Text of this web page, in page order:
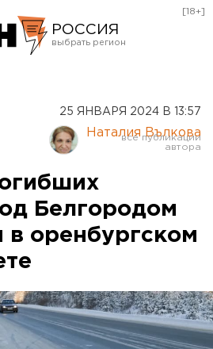
РОССИЯ
Курган
Оренбург
[18+]
25 ЯНВАРЯ 2024 В 13:57
Наталия Вълкова
Белгородом
в оренбургском